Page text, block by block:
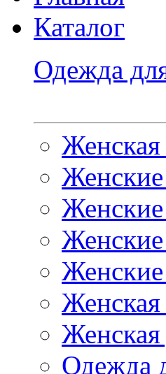
Каталог
Одежда
Женская
Женская
Одежда